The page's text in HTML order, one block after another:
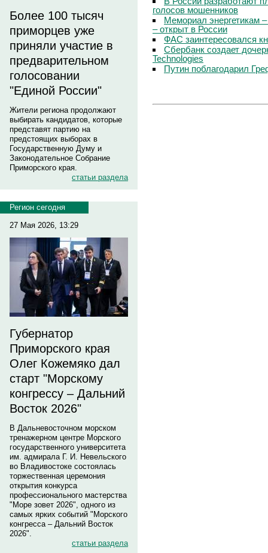
Более 100 тысяч
приморцев уже
приняли участие в
предварительном
голосовании
"Единой России"
Жители региона продолжают
выбирать кандидатов, которые
представят партию на
предстоящих выборах в
Государственную Думу и
Законодательное Собрание
Приморского края.
статьи раздела
Регион сегодня
27 Мая 2026, 13:29
Губернатор
Приморского края
Олег Кожемяко дал
старт "Морскому
конгрессу – Дальний
Восток 2026"
В Дальневосточном морском
тренажерном центре Морского
государственного университета
им. адмирала Г. И. Невельского
во Владивостоке состоялась
торжественная церемония
открытия конкурса
профессионального мастерства
"Море зовет 2026", одного из
самых ярких событий "Морского
конгресса – Дальний Восток
2026".
статьи раздела
голосов мошенников
Мемориал энергетикам
– открыт в России
ФАС заинтересовался
Сбербанк создает
Technologies
Путин поблагодарил